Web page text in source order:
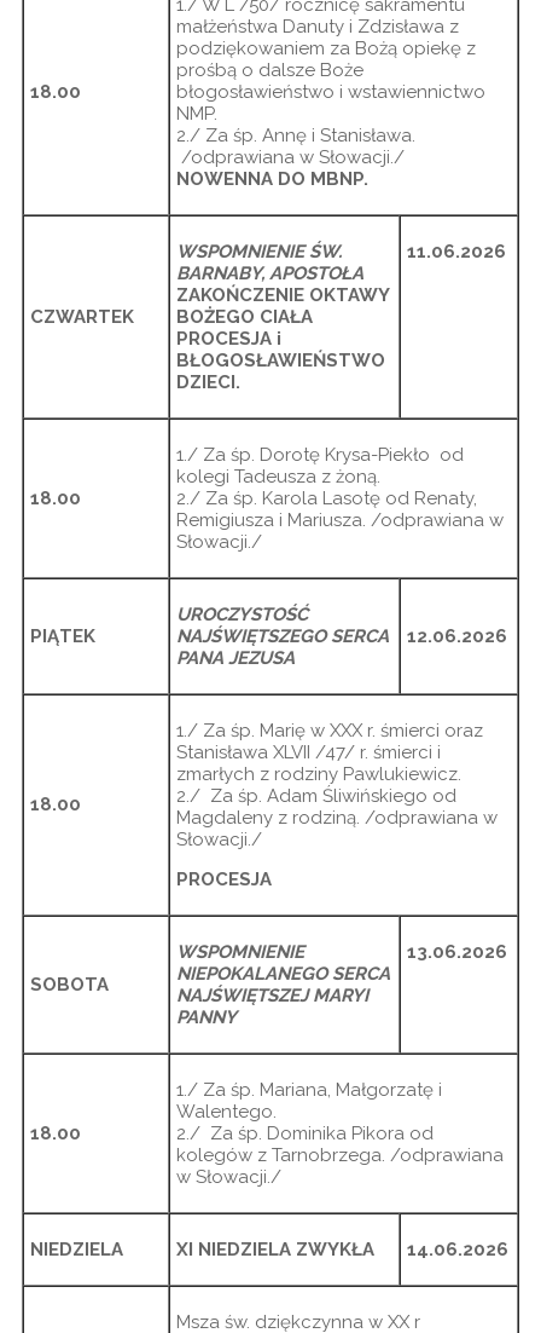
18.00
1./ W L /50/ rocznicę sakramentu
małżeństwa Danuty i Zdzisława z
podziękowaniem za Bożą opiekę z
prośbą o dalsze Boże
błogosławieństwo i wstawiennictwo
NMP.
2./ Za śp. Annę i Stanisława.
/odprawiana w Słowacji./
NOWENNA DO MBNP.
CZWARTEK
WSPOMNIENIE ŚW.
BARNABY, APOSTOŁA
ZAKOŃCZENIE OKTAWY
BOŻEGO CIAŁA
PROCESJA i
BŁOGOSŁAWIEŃSTWO
DZIECI.
11.06.2026
18.00
1./ Za śp. Dorotę Krysa-Piekło od
kolegi Tadeusza z żoną.
2./ Za śp. Karola Lasotę od Renaty,
Remigiusza i Mariusza. /odprawiana w
Słowacji./
PIĄTEK
UROCZYSTOŚĆ
NAJŚWIĘTSZEGO SERCA
PANA JEZUSA
12.06.2026
18.00
1./ Za śp. Marię w XXX r. śmierci oraz
Stanisława XLVII /47/ r. śmierci i
zmarłych z rodziny Pawlukiewicz.
2./ Za śp. Adam Śliwińskiego od
Magdaleny z rodziną. /odprawiana w
Słowacji./
PROCESJA
SOBOTA
WSPOMNIENIE
NIEPOKALANEGO SERCA
NAJŚWIĘTSZEJ MARYI
PANNY
13.06.2026
18.00
1./ Za śp. Mariana, Małgorzatę i
Walentego.
2./ Za śp. Dominika Pikora od
kolegów z Tarnobrzega. /odprawiana
w Słowacji./
NIEDZIELA XI NIEDZIELA ZWYKŁA 14.06.2026
Msza św. dziękczynna w XX r